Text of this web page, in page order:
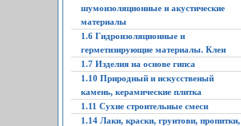
шумоизоляционные и акустические
материалы
1.6 Гидроизоляционные и
герметизирующие материалы. Клеи
1.7 Изделия на основе гипса
1.10 Природный и искусственый
камень, керамические плитка
1.11 Сухие строительные смеси
1.14 Лаки, краски, грунтови, пропитки,